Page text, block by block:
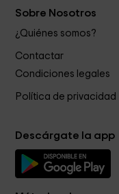
Sobre Nosotros
¿Quiénes somos?
Contactar
Condiciones legales
Política de privacidad
Descárgate la app